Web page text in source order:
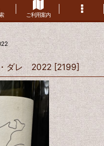
ご利用案内
ダレ 2022 [2199]